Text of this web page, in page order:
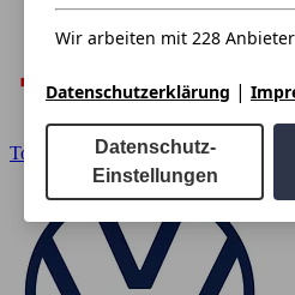
Toyota
Wir arbeiten mit 228
Datenschutzerklärung |
Datenschutz-
Einstellungen